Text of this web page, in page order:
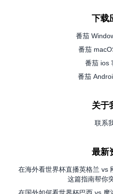
下载
番茄
番茄
番茄 ios
番茄
关于
联系
最新
在海外看世界杯直播英格兰 vs
这篇指南帮你